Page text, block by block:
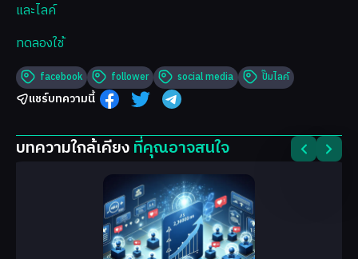
ทดลองใช้
facebook follower social media ปั๊มไลค์
แชร์บทความนี้
บทความใกล้เคียงที่คุณอาจสนใจ